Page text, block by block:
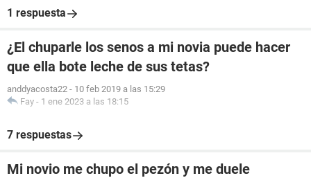
1 respuesta
¿El chuparle los senos a mi novia puede hacer
que ella bote leche de sus tetas?
anddyacosta22 - 10 feb 2019 a las 15:29
Fay - 1 ene 2023 a las 18:15
7 respuestas
Mi novio me chupo el pezón y me duele